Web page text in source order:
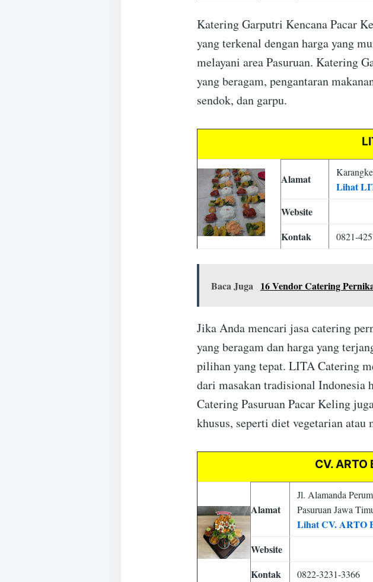
Katering Garputri Kencana Pacar
yang terkenal dengan harga yang
melayani area Pasuruan. Katering
yang beragam, pengantaran
sendok, dan garpu.
Alamat
Lihat
Website
Kontak
0821-
Baca Juga 16 Vendor Catering
Jika Anda mencari jasa catering
yang beragam dan harga yang
pilihan yang tepat. LITA Catering
dari masakan tradisional
Catering Pasuruan Pacar Keling
khusus, seperti diet vegetarian atau
CV. ARTO
Alamat
Jl. Alamanda
Pasuruan Jawa
Lihat CV. ARTO
Website
Kontak
0822-3231-3366